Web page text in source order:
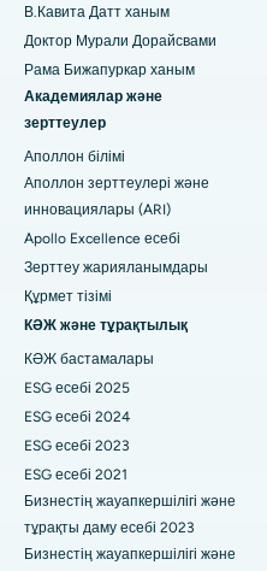
Жалпы хирургты
Бангалордағы
аурухана
Бхубанешвардағы 15-
Биласпурдағы Сипат
Ахмедабадтағы
DRDO, Хайдарабадтағы ең
Гувахати штатындағы GS
Хайдарабадтағы
Виджай Нагардағы,
Сурьяраопета негізгі
аурухана
Канал айналма жолындағы
Сүт безі қатерлі ісігінің
Брахитерапия
колоноскопия
Deep Brain Stimulation
Перитонеальді диализ
Паратиреодэктомия
Циторедуктивті хирургия
Керамикалық толық тізе
ERCP
В.Кавита Датт ханым
Доктор Мурали Дорайсвами
Рама Бижапуркар ханым
Академиялар және
зерттеулер
Аполлон білімі
Аполлон зерттеулері және
инновациялары (ARI)
Apollo Excellence есебі
Зерттеу жарияланымдары
Құрмет тізімі
КӘЖ және тұрақтылық
КӘЖ бастамалары
ESG есебі 2025
ESG есебі 2024
ESG есебі 2023
ESG есебі 2021
Бизнестің жауапкершілігі және
тұрақты даму есебі 2023
Бизнестің жауапкершілігі және